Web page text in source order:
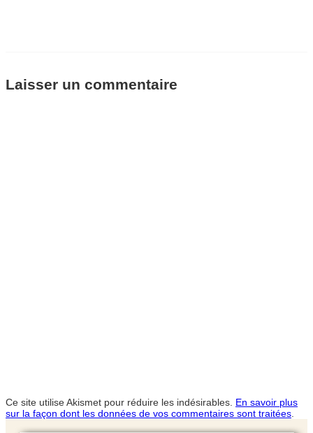
Laisser un commentaire
Ce site utilise Akismet pour réduire les indésirables. En savoir plus
sur la façon dont les données de vos commentaires sont traitées.